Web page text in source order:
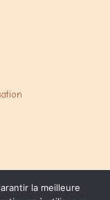
la meilleure